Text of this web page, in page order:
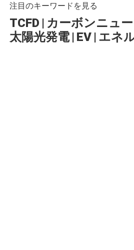
注目のキーワードを見る
TCFD | カーボンニュ
太陽光発電 | EV | エネ